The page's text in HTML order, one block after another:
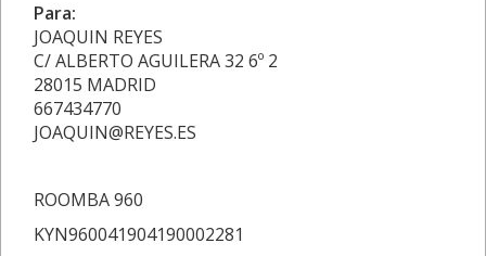
Para:
JOAQUIN REYES
C/ ALBERTO AGUILERA 32 6º 2
28015 MADRID
667434770
JOAQUIN@REYES.ES
ROOMBA 960
KYN960041904190002281